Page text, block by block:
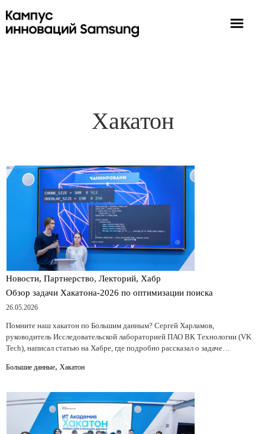
Хакатон
Новости, Партнерство, Лекторий, Хабр
Обзор задачи Хакатона-2026 по оптимизации поиска
26.05.2026
Помните наш хакатон по Большим данным? Сергей Харламов,
руководитель Исследовательской лабораторией ПАО ВК Технологии (VK
Tech), написал статью на Хабре, где подробно рассказал о задаче…
Большие данные, Хакатон